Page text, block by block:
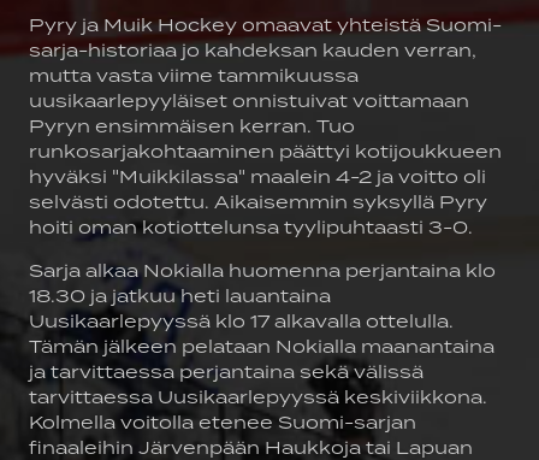
Pyry ja Muik Hockey omaavat yhteistä Suomi-
sarja-historiaa jo kahdeksan kauden verran,
mutta vasta viime tammikuussa
uusikaarlepyyläiset onnistuivat voittamaan
Pyryn ensimmäisen kerran. Tuo
runkosarjakohtaaminen päättyi kotijoukkueen
hyväksi "Muikkilassa" maalein 4-2 ja voitto oli
selvästi odotettu. Aikaisemmin syksyllä Pyry
hoiti oman kotiottelunsa tyylipuhtaasti 3-0.
Sarja alkaa Nokialla huomenna perjantaina klo
18.30 ja jatkuu heti lauantaina
Uusikaarlepyyssä klo 17 alkavalla ottelulla.
Tämän jälkeen pelataan Nokialla maanantaina
ja tarvittaessa perjantaina sekä välissä
tarvittaessa Uusikaarlepyyssä keskiviikkona.
Kolmella voitolla etenee Suomi-sarjan
finaaleihin Järvenpään Haukkoja tai Lapuan